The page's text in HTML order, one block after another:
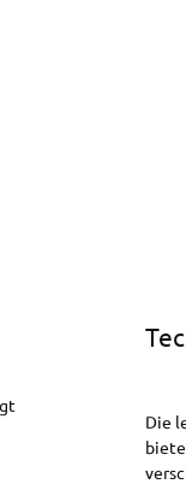
Die